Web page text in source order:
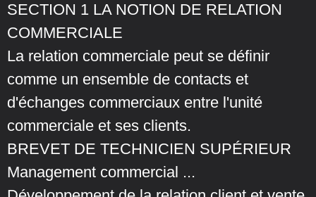
SECTION 1 LA NOTION DE RELATION
COMMERCIALE
La relation commerciale peut se définir
comme un ensemble de contacts et
d'échanges commerciaux entre l'unité
commerciale et ses clients.
BREVET DE TECHNICIEN SUPÉRIEUR
Management commercial ...